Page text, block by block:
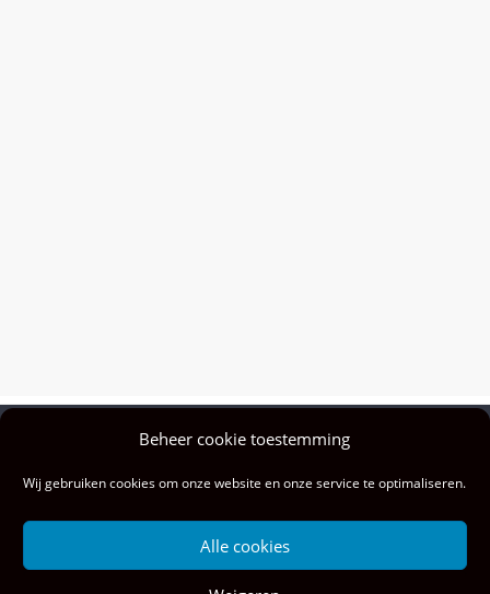
Beheer cookie toestemming
Wij gebruiken cookies om onze website en onze service te optimaliseren.
Alle cookies
gebruiken, ga je akkoord met het gebruik hiervan.
Wil je meer weten, ook over hoe je cookies kunt beheren, kijk dan hier: